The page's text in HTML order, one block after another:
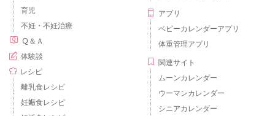
育児
不妊・不妊治療
Ｑ＆Ａ
体験談
レシピ
離乳食レシピ
妊娠食レシピ
アプリ
ベビーカレンダーアプリ
体重管理アプリ
関連サイト
ムーンカレンダー
ウーマンカレンダー
シニアカレンダー